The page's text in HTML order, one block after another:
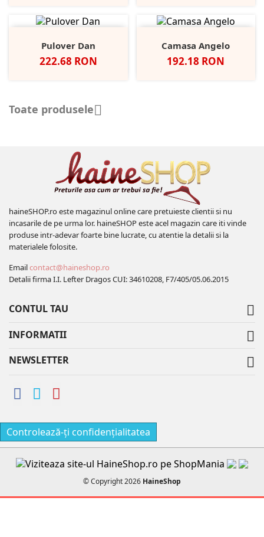
Pulover Dan
Pret
222.68 RON
Camasa Angelo
Pret
192.18 RON
Toate produsele
haineSHOP.ro este magazinul online care pretuieste clientii si nu
incasarile de pe urma lor. haineSHOP este acel magazin care iti vinde
produse intr-adevar foarte bine lucrate, cu atentie la detalii si la
materialele folosite.
Emailcontact@haineshop.ro
Detalii firma I.I. Lefter Dragos CUI: 34610208, F7/405/05.06.2015
CONTUL TAU 
INFORMATII 
NEWSLETTER 
Controlează-ți confidențialitatea
© Copyright 2026 HaineShop